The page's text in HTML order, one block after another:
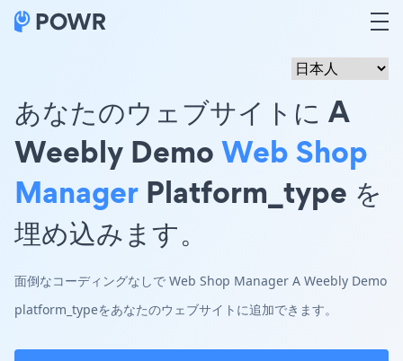
あなたのウェブサイトに A
Weebly DemoWeb Shop
Manager Platform_type を
埋め込みます。
面倒なコーディングなしで Web Shop Manager A Weebly Demo
platform_typeをあなたのウェブサイトに追加できます。